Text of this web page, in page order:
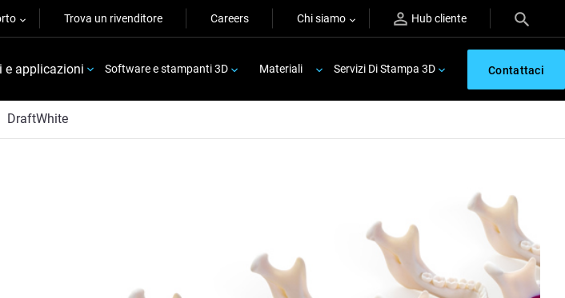
Trova un rivenditore Careers Chi siamo Hub cliente
e applicazioni Software e stampanti 3D Materiali Servizi Di Stampa 3D Contattaci
DraftWhite